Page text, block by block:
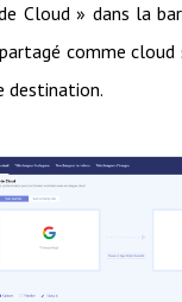
Cloud » dans la
comme cloud
destination.